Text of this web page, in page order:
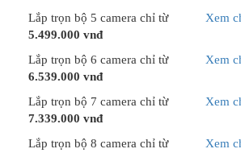
Lắp trọn bộ 5 camera chỉ từ
5.499.000 vnđ
Xem
Lắp trọn bộ 6 camera chỉ từ
6.539.000 vnđ
Xem
Lắp trọn bộ 7 camera chỉ từ
7.339.000 vnđ
Xem
Lắp trọn bộ 8 camera chỉ từ
Xem